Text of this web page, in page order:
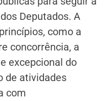
Deputados. A
como a
concorrência, a
excepcional do
de atividades
com